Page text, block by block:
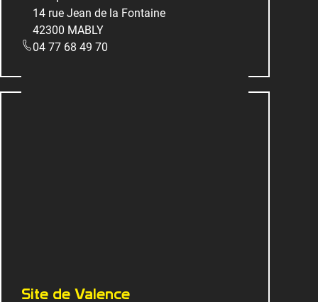
14 rue Jean de la Fontaine
42300 MABLY
04 77 68 49 70
Site de Valence